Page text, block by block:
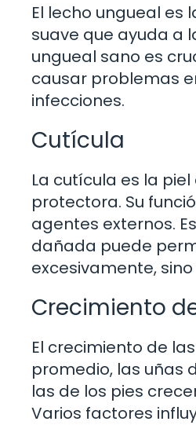
El lecho ungueal es
suave que ayuda a
ungueal sano es
causar problemas
infecciones.
Cutícula
La cutícula es la
protectora. Su
agentes externos.
dañada puede
excesivamente,
Crecimiento
El crecimiento de
promedio, las uñas
las de los pies
Varios factores